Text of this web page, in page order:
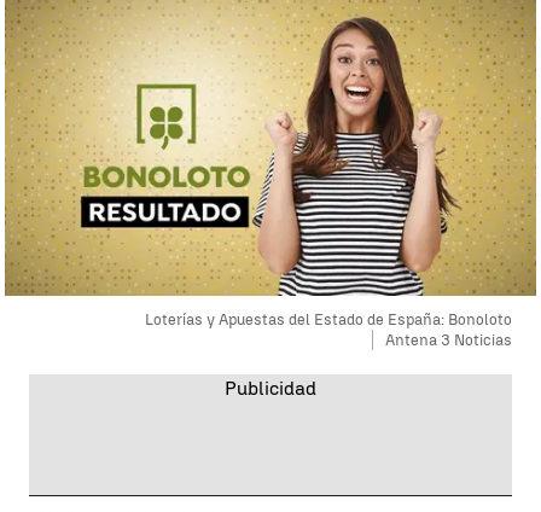
Loterías y Apuestas del Estado de España: Bonoloto
Antena 3 Noticias